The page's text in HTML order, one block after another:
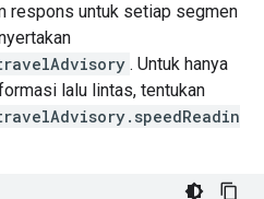
respons untuk setiap segmen
. Untuk hanya
lalu lintas, tentukan